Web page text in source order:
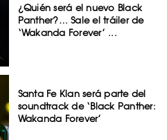
¿Quién será el nuevo Black
Panther?… Sale el tráiler de
‘Wakanda Forever’ ...
Santa Fe Klan será parte del
soundtrack de ‘Black Panther:
Wakanda Forever’